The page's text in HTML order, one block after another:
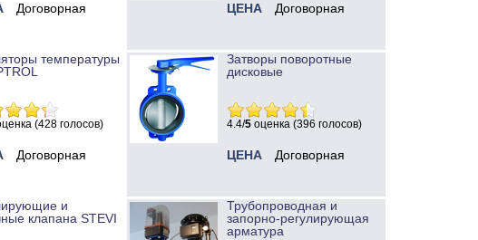
Договорная ЦЕНА Договорная
температуры
(428 голосов)
Договорная
Затворы поворотные
дисковые
4.4/5 оценка (396 голосов)
ЦЕНА Договорная
и
клапана STEVI
Трубопроводная и
запорно-регулирующая
арматура